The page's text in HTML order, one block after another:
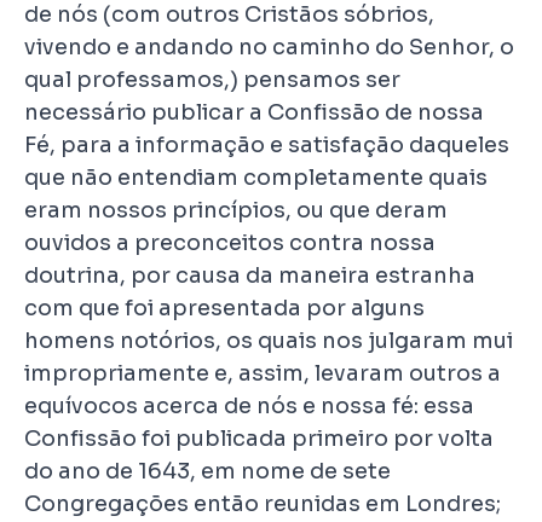
de nós (com outros Cristãos sóbrios,
vivendo e andando no caminho do Senhor, o
qual professamos,) pensamos ser
necessário publicar a Confissão de nossa
Fé, para a informação e satisfação daqueles
que não entendiam completamente quais
eram nossos princípios, ou que deram
ouvidos a preconceitos contra nossa
doutrina, por causa da maneira estranha
com que foi apresentada por alguns
homens notórios, os quais nos julgaram mui
impropriamente e, assim, levaram outros a
equívocos acerca de nós e nossa fé: essa
Confissão foi publicada primeiro por volta
do ano de 1643, em nome de sete
Congregações então reunidas em Londres;